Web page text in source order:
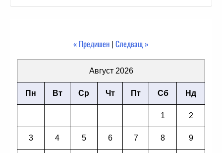
« Предишен | Следващ »
Август 2026
Пн Вт Ср Чт Пт Сб Нд
1 2
3 4 5 6 7 8 9